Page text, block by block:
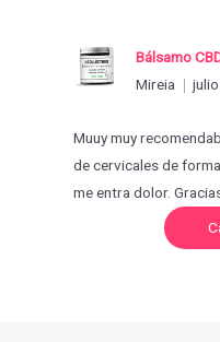
Bálsamo
Mireia
Muuy muy
de cervicales de
me entra dolor.